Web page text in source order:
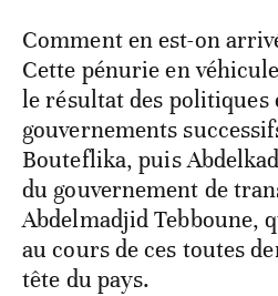
Comment en est-on
Cette pénurie en
le résultat des politiques
gouvernements
Bouteflika, puis
du gouvernement de
Abdelmadjid Tebboune,
au cours de ces toutes
tête du pays.